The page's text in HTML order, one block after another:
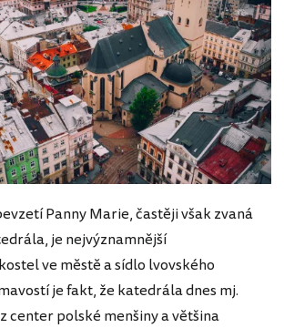
Panny Marie, častěji však zvaná
je nejvýznamnější
ve městě a sídlo lvovského
je fakt, že katedrála dnes mj.
center polské menšiny a většina